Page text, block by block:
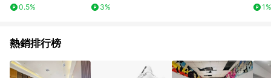
0.5%
3%
1%
熱銷排行榜